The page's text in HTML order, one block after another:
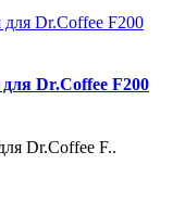
Dr.Coffee F200
Dr.Coffee F..